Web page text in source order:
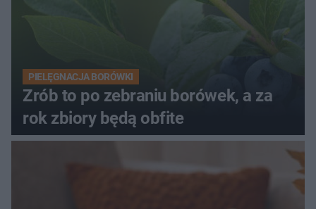
PIELĘGNACJA BORÓWKI
Zrób to po zebraniu borówek, a za
rok zbiory będą obfite